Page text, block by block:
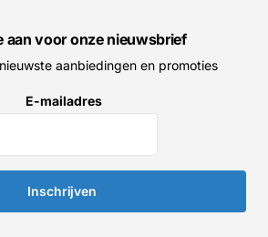
aan voor onze nieuwsbrief
aanbiedingen en promoties
E-mailadres
Inschrijven